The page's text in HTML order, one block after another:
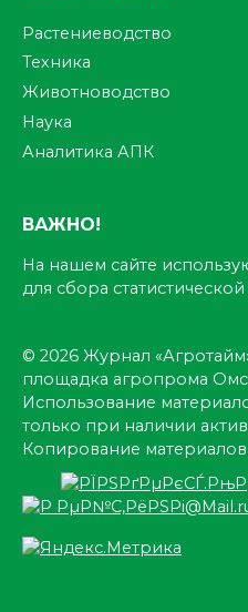
Растениеводство
Техника
Животноводство
Наука
Аналитика АПК
ВАЖНО!
На нашем сайте
для сбора
© 2026 Журнал
площадка агропрома
Использование
только при наличии
Копирование